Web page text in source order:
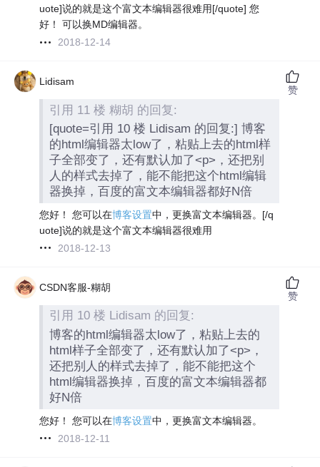
uote]说的就是这个富文本编辑器很难用[/quote] 您
好！ 可以换MD编辑器。
2018-12-14
Lidisam
引用 11 楼 糊胡 的回复:
[quote=引用 10 楼 Lidisam 的回复:] 博客
的html编辑器太low了，粘贴上去的html样
子全部变了，还有默认加了<p>，还把别
人的样式去掉了，能不能把这个html编辑
器换掉，百度的富文本编辑器都好N倍
您好！ 您可以在博客设置中，更换富文本编辑器。[/q
uote]说的就是这个富文本编辑器很难用
2018-12-13
赞
CSDN客服-糊胡
引用 10 楼 Lidisam 的回复:
博客的html编辑器太low了，粘贴上去的
html样子全部变了，还有默认加了<p>，
还把别人的样式去掉了，能不能把这个
html编辑器换掉，百度的富文本编辑器都
好N倍
您好！ 您可以在博客设置中，更换富文本编辑器。
2018-12-11
赞